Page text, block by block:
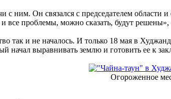
ним. Он связался с председателем области
все проблемы, можно сказать, будут
так и не началось. И только 18 мая в
начал выравнивать землю и готовить ее к
Огороженное